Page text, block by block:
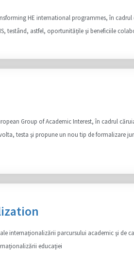
HE international programmes, în
testând, astfel, oportunităţile şi beneficiile
Group of Academic Interest, în cadrul
testa şi propune un nou tip de formalizare
internaţionalizării parcursului academic şi de
educaţiei